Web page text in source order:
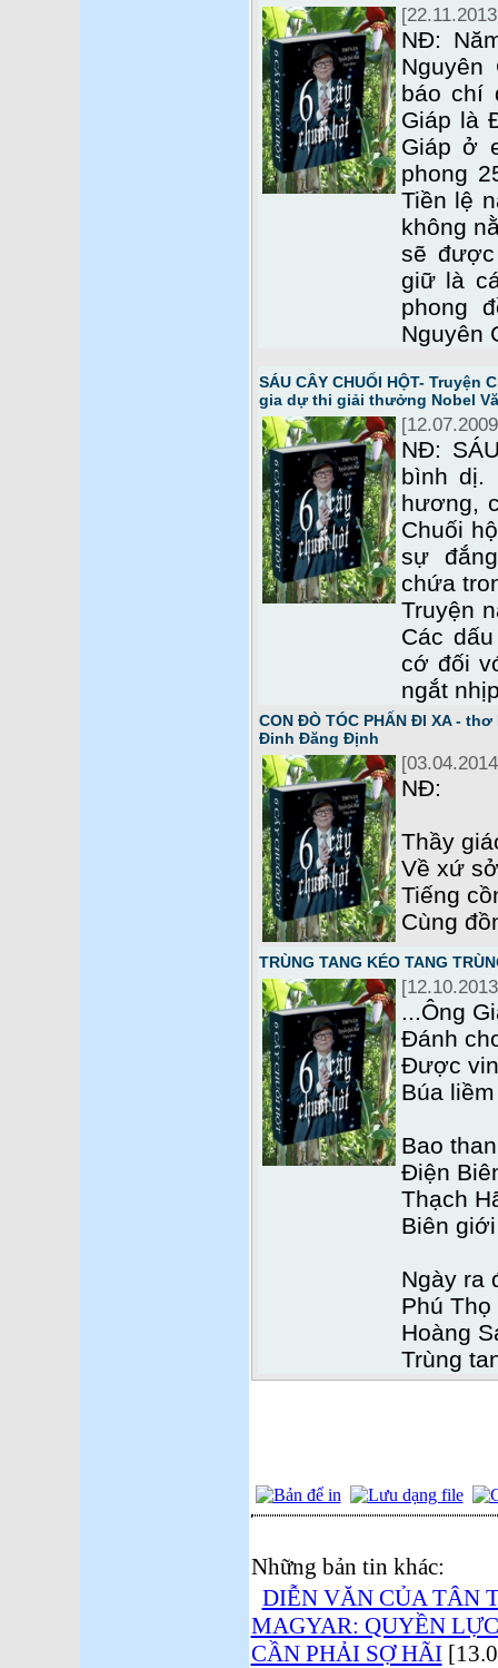
NĐ:
báo chí
Giáp là
Giáp ở
phong
Tiền lệ
không
sẽ
giữ là
phong
Nguyên
SÁU CÂY CHUỐI HỘT-
gia dự thi giải thưởng Nobel
NĐ:
bình dị.
hương,
Chuối
sự
chứa
Truyện
Các
cớ đối
ngắt
CON ĐÒ TÓC PHẤN ĐI XA -
Đinh Đăng Định
NĐ:
Thầy
Về xứ
Tiếng
Cùng
TRÙNG TANG KÉO TANG
...Ông
Đánh
Được
Búa
Bao
Điện
Thạch
Biên
Ngày ra
Phú
Hoàng
Trùng
Những bản tin khác:
DIỄN VĂN CỦA TÂN
MAGYAR: QUYỀN
CẦN PHẢI SỢ HÃI